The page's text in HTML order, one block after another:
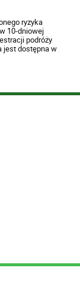
ryzyka
10-dniowej
podróży
jest dostępna w